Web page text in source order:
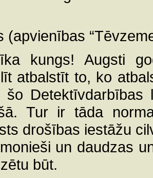
(apvienības
kungs! Augsti
atbalstīt to, ko
šo
Tur ir tāda
drošības iestāžu
un daudzas
būt.